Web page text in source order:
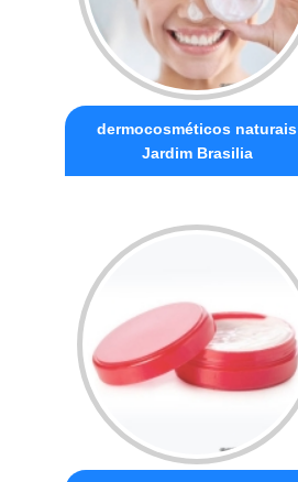
dermocosméticos naturais
Jardim Brasilia